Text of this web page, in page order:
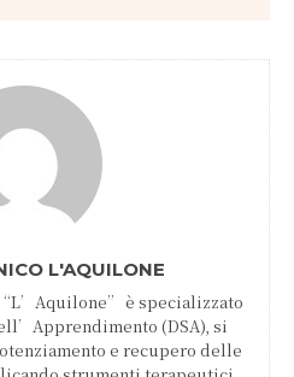
L'AQUILONE
è specializzato
(DSA), si
e recupero delle